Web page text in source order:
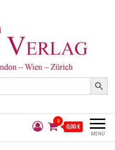
Search Button
MENÜ
0
0,00 €